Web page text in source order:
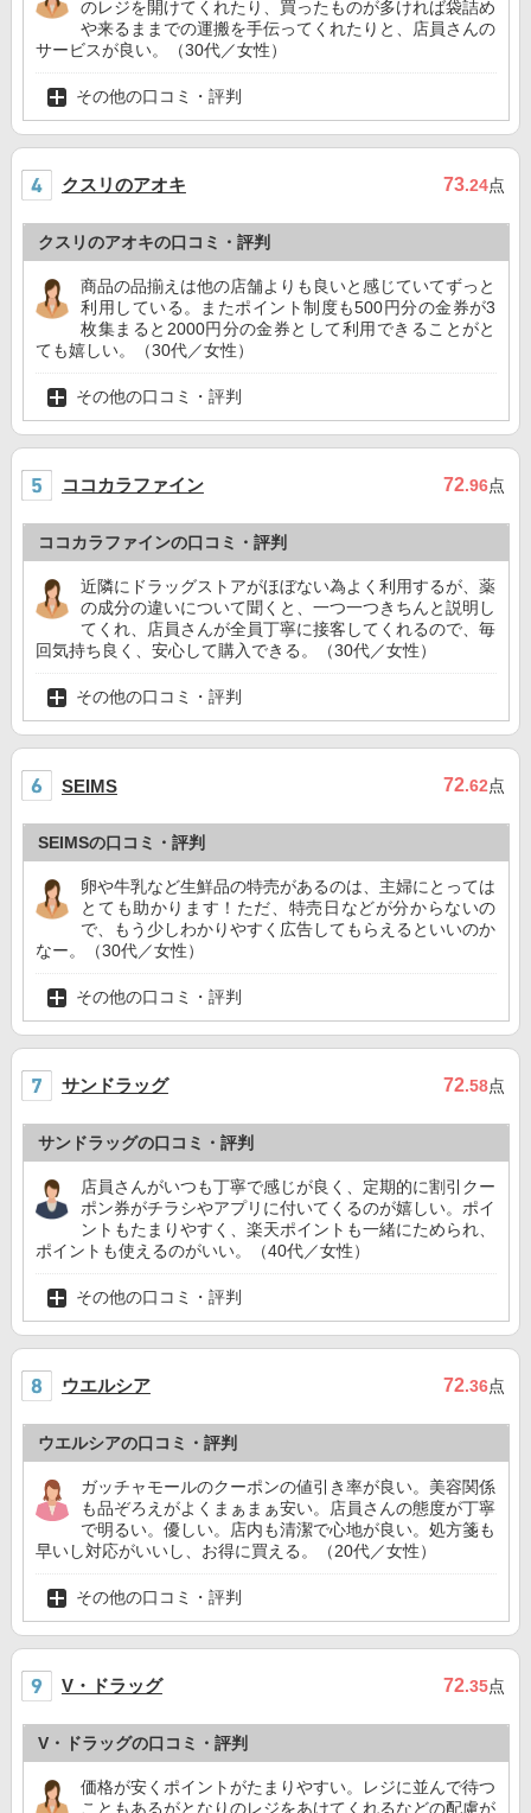
のレジを開けてくれたり、買ったものが多ければ袋詰め
や来るままでの運搬を手伝ってくれたりと、店員さんの
サービスが良い。（30代／女性）
その他の口コミ・評判
クスリのアオキ 73.24点
クスリのアオキの口コミ・評判
商品の品揃えは他の店舗よりも良いと感じていてずっと
利用している。またポイント制度も500円分の金券が3
枚集まると2000円分の金券として利用できることがと
ても嬉しい。（30代／女性）
その他の口コミ・評判
ココカラファイン 72.96点
ココカラファインの口コミ・評判
近隣にドラッグストアがほぼない為よく利用するが、薬
の成分の違いについて聞くと、一つ一つきちんと説明し
てくれ、店員さんが全員丁寧に接客してくれるので、毎
回気持ち良く、安心して購入できる。（30代／女性）
その他の口コミ・評判
SEIMS 72.62点
SEIMSの口コミ・評判
卵や牛乳など生鮮品の特売があるのは、主婦にとっては
とても助かります！ただ、特売日などが分からないの
で、もう少しわかりやすく広告してもらえるといいのか
なー。（30代／女性）
その他の口コミ・評判
サンドラッグ 72.58点
サンドラッグの口コミ・評判
店員さんがいつも丁寧で感じが良く、定期的に割引クー
ポン券がチラシやアプリに付いてくるのが嬉しい。ポイ
ントもたまりやすく、楽天ポイントも一緒にためられ、
ポイントも使えるのがいい。（40代／女性）
その他の口コミ・評判
ウエルシア 72.36点
ウエルシアの口コミ・評判
ガッチャモールのクーポンの値引き率が良い。美容関係
も品ぞろえがよくまぁまぁ安い。店員さんの態度が丁寧
で明るい。優しい。店内も清潔で心地が良い。処方箋も
早いし対応がいいし、お得に買える。（20代／女性）
その他の口コミ・評判
V・ドラッグ 72.35点
V・ドラッグの口コミ・評判
価格が安くポイントがたまりやすい。レジに並んで待つ
こともあるがとなりのレジをあけてくれるなどの配慮が